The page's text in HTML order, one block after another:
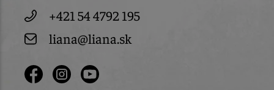
+421 54 4792 195
liana@liana.sk